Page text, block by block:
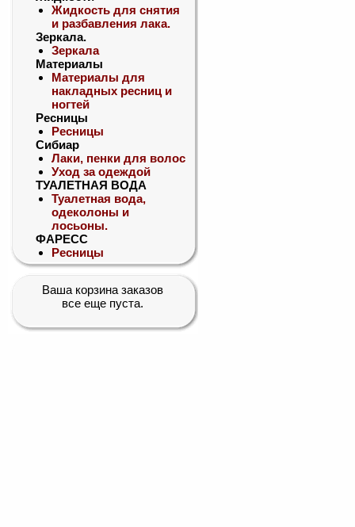
Жидкость для снятия
и разбавления лака.
Зеркала.
Зеркала
Материалы
Материалы для
накладных ресниц и
ногтей
Ресницы
Ресницы
Сибиар
Лаки, пенки для волос
Уход за одеждой
ТУАЛЕТНАЯ ВОДА
Туалетная вода,
одеколоны и
лосьоны.
ФАРЕСС
Ресницы
Ваша корзина заказов
все еще пуста.